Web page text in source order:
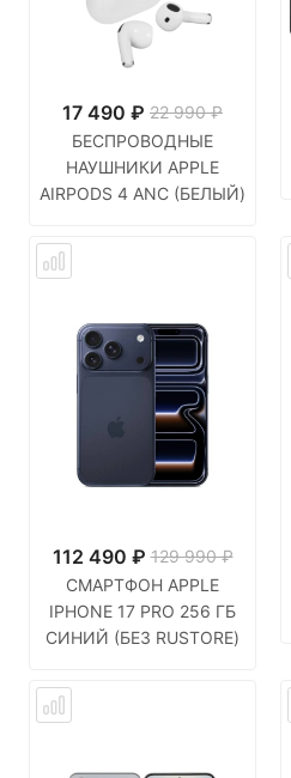
17 490 ₽ 22 990 ₽
БЕСПРОВОДНЫЕ
НАУШНИКИ APPLE
AIRPODS 4 ANC (БЕЛЫЙ)
112 490 ₽ 129 990 ₽
СМАРТФОН APPLE
IPHONE 17 PRO 256 ГБ
СИНИЙ (БЕЗ RUSTORE)